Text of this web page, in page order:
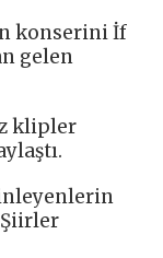
konserini İf
gelen
klipler
Şiirler